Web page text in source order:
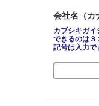
会社名（カ
カブシキガ
できるのは３
記号は入力で